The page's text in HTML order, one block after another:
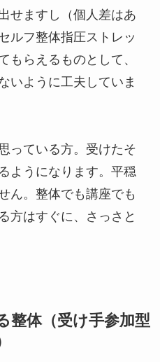
せますし（個人差はあ
ルフ整体指圧ストレッ
もらえるものとして、
いように工夫していま
っている方。受けたそ
ようになります。平穏
ん。整体でも講座でも
方はすぐに、さっさと
整体（受け手参加型